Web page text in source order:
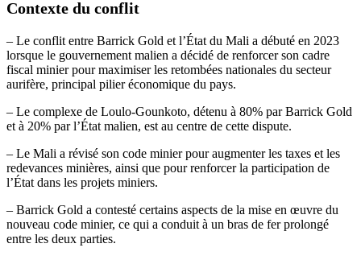
Contexte du conflit
– Le conflit entre Barrick Gold et l’État du Mali a débuté en 2023
lorsque le gouvernement malien a décidé de renforcer son cadre
fiscal minier pour maximiser les retombées nationales du secteur
aurifère, principal pilier économique du pays.
– Le complexe de Loulo-Gounkoto, détenu à 80% par Barrick Gold
et à 20% par l’État malien, est au centre de cette dispute.
– Le Mali a révisé son code minier pour augmenter les taxes et les
redevances minières, ainsi que pour renforcer la participation de
l’État dans les projets miniers.
– Barrick Gold a contesté certains aspects de la mise en œuvre du
nouveau code minier, ce qui a conduit à un bras de fer prolongé
entre les deux parties.